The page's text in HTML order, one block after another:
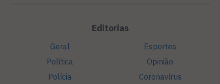
Editorias
Geral
Política
Polícia
Esportes
Opinião
Coronavírus